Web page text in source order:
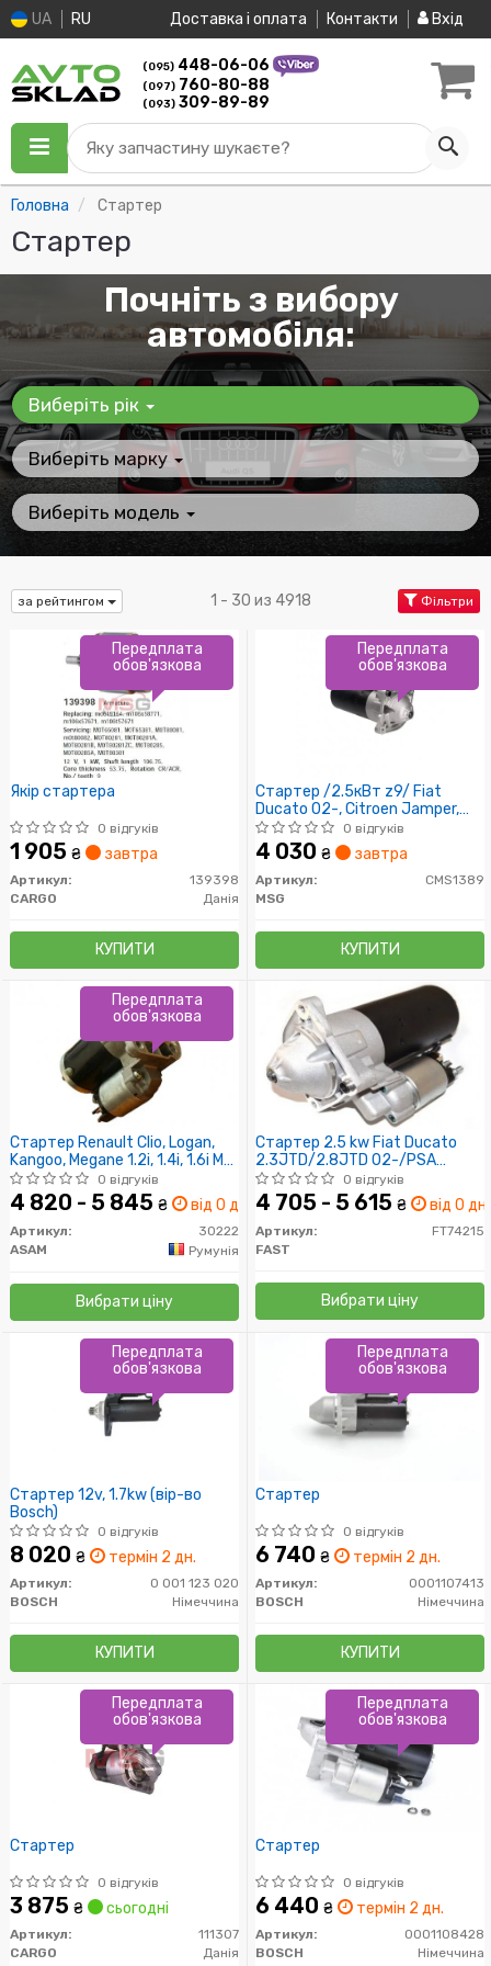
UA RU Доставка і оплата Контакти Вхід
(095) 448-06-06
(097) 760-80-88
(093) 309-89-89
Яку запчастину шукаєте?
Головна Стартер
Стартер
Почніть з вибору
автомобіля:
Виберіть рік
Виберіть марку
Виберіть модель
за рейтингом 1 - 30 из 4918 Фільтри
Якір стартера
0 відгуків
1 905 ₴ завтра
Артикул:
139398
CARGO
Данія
КУПИТИ
Передплата
обов'язкова
Стартер /2.5кВт z9/ Fiat
Ducato 02-, Citroen Jamper,
Peugeot Boxer 2.3-2.8JTD
0 відгуків
4 030 ₴ завтра
Артикул:
CMS1389
MSG
КУПИТИ
Передплата
обов'язкова
Стартер Renault Clio, Logan,
Kangoo, Megane 1.2i, 1.4i, 1.6i MPI
(8 зубців) (30222) Asam
0 відгуків
4 820 - 5 845 ₴ від 0 дн.
Артикул:
30222
ASAM
Румунія
Вибрати ціну
Передплата
обов'язкова
Стартер 2.5 kw Fiat Ducato
2.3JTD/2.8JTD 02-/PSA
Jumper 2.8HDI 02-/Boxer
2.8HDI 02-
0 відгуків
4 705 - 5 615 ₴ від 0 дн.
Артикул:
FT74215
FAST
Вибрати ціну
Стартер 12v, 1.7kw (вір-во
Bosch)
0 відгуків
8 020 ₴ термін 2 дн.
Артикул:
0 001 123 020
BOSCH
Німеччина
КУПИТИ
Передплата
обов'язкова
Стартер
0 відгуків
6 740 ₴ термін 2 дн.
Артикул:
0001107413
BOSCH
Німеччина
КУПИТИ
Передплата
обов'язкова
Стартер
0 відгуків
3 875 ₴ сьогодні
Артикул:
111307
CARGO
Данія
Передплата
обов'язкова
Стартер
0 відгуків
6 440 ₴ термін 2 дн.
Артикул:
0001108428
BOSCH
Німеччина
Передплата
обов'язкова